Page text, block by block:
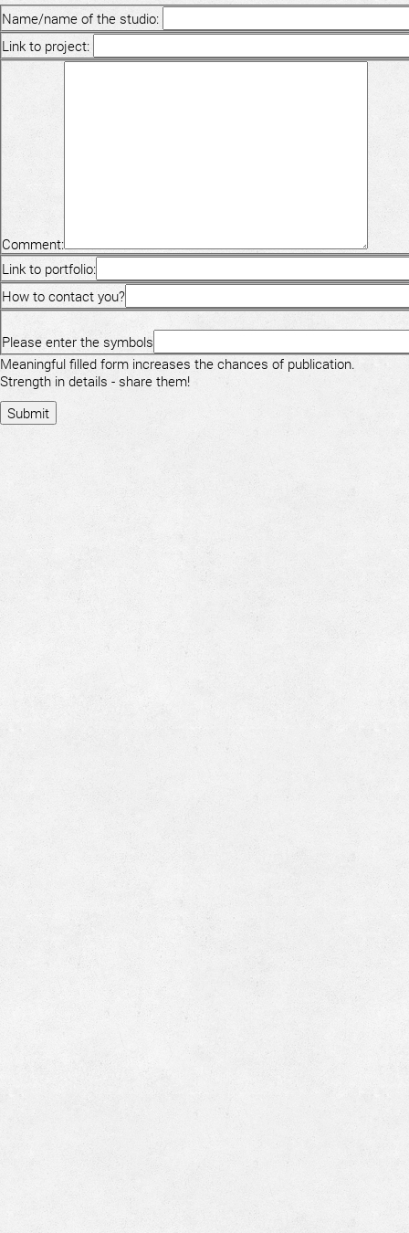
Name/name of the studio:
Link to project:
Comment:
Link to portfolio:
How to contact you?
Please enter the symbols
Meaningful filled form increases the chances of publication.
Strength in details - share them!